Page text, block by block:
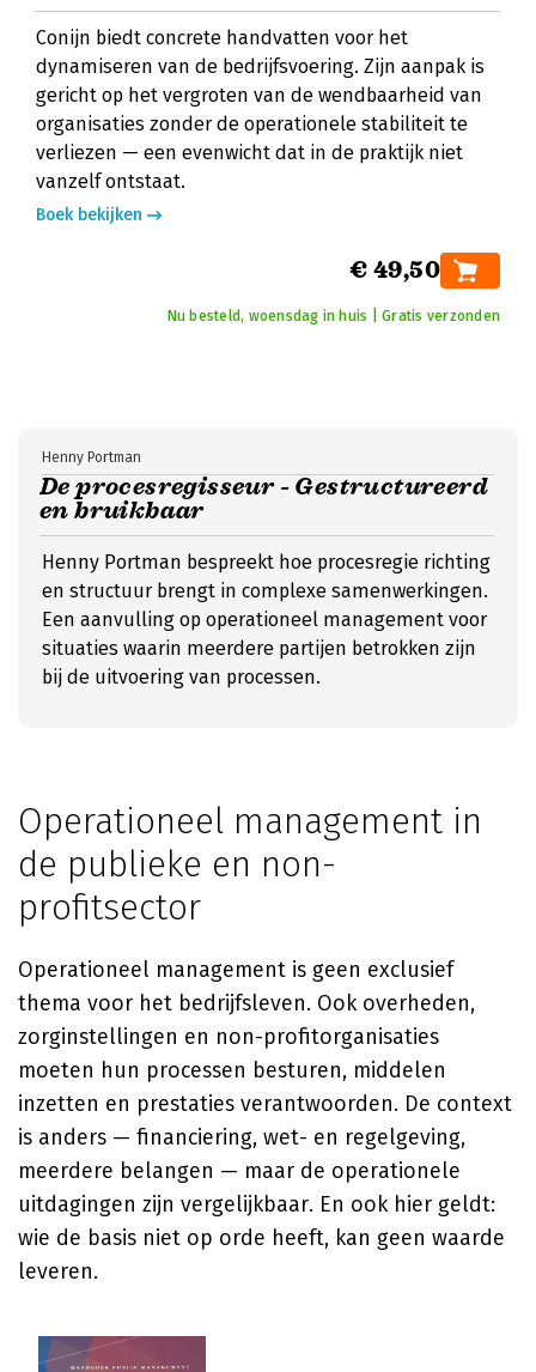
Conijn biedt concrete handvatten voor het
dynamiseren van de bedrijfsvoering. Zijn aanpak is
gericht op het vergroten van de wendbaarheid van
organisaties zonder de operationele stabiliteit te
verliezen — een evenwicht dat in de praktijk niet
vanzelf ontstaat.
Boek bekijken
€ 49,50
Nu besteld, woensdag in huis | Gratis verzonden
De procesregisseur - Gestructureerd
en bruikbaar
Henny Portman
Henny Portman bespreekt hoe procesregie richting
en structuur brengt in complexe samenwerkingen.
Een aanvulling op operationeel management voor
situaties waarin meerdere partijen betrokken zijn
bij de uitvoering van processen.
Operationeel management in
de publieke en non-
profitsector
Operationeel management is geen exclusief
thema voor het bedrijfsleven. Ook overheden,
zorginstellingen en non-profitorganisaties
moeten hun processen besturen, middelen
inzetten en prestaties verantwoorden. De context
is anders — financiering, wet- en regelgeving,
meerdere belangen — maar de operationele
uitdagingen zijn vergelijkbaar. En ook hier geldt:
wie de basis niet op orde heeft, kan geen waarde
leveren.